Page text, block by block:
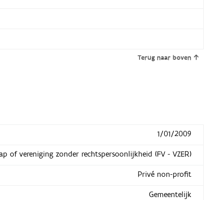
Terug naar boven
1/01/2009
of vereniging zonder rechtspersoonlijkheid (FV - VZER)
Privé non-profit
Gemeentelijk